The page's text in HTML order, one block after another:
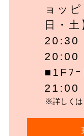
ョッ
日・
20:30
■1Fﾌ
21:00
※詳しくは